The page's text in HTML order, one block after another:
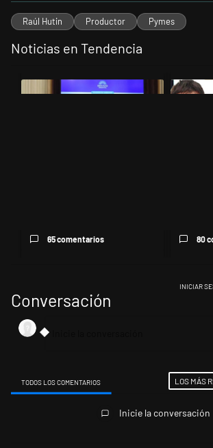
Raúl Hutin Productor Pymes
Noticias en Tendencia
Un artículo de tendencia con el título "Di
65 comentarios
Un
80
Conversación
INICIAR
TODOS LOS COMENTARIOS LOS MÁS
Inicie la conversación